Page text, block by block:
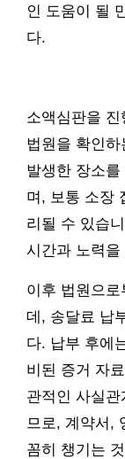
인 도움이 될
다.
소액심판을
법원을 확인
발생한 장소
며, 보통 소장
리될 수 있습
시간과 노력
이후 법원으
데, 송달료 납
다. 납부 후에
비된 증거 자
관적인 사실
므로, 계약서,
꼼히 챙기는